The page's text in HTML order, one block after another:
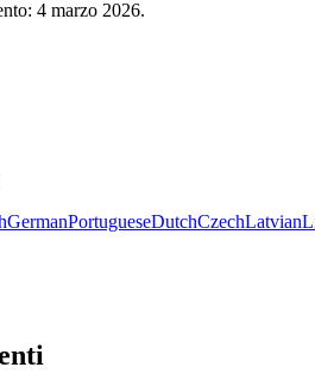
4 marzo 2026.
GermanPortugueseDutchCzechLatvian